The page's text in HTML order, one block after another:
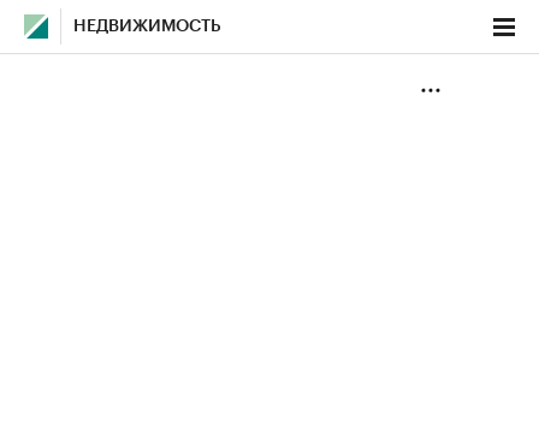
НЕДВИЖИМОСТЬ